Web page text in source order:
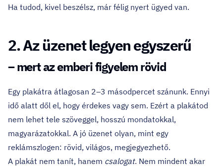
Ha tudod, kivel beszélsz, már félig nyert ügyed van.
2. Az üzenet legyen egyszerű
– mert az emberi figyelem rövid
Egy plakátra átlagosan 2–3 másodpercet szánunk. Ennyi
idő alatt dől el, hogy érdekes vagy sem. Ezért a plakátod
nem lehet tele szöveggel, hosszú mondatokkal,
magyarázatokkal. A jó üzenet olyan, mint egy
reklámszlogen: rövid, világos, megjegyezhető.
A plakát nem tanít, hanem csalogat. Nem mindent akar